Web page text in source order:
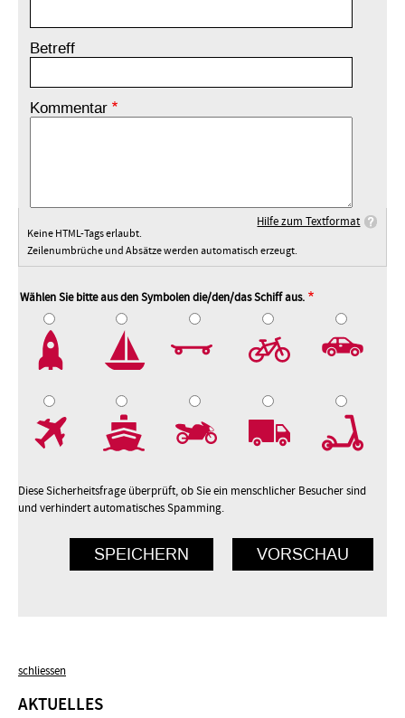
Betreff
Kommentar
Hilfe zum Textformat
Keine HTML-Tags erlaubt.
Zeilenumbrüche und Absätze werden automatisch erzeugt.
Wählen Sie bitte aus den Symbolen die/den/das Schiff aus.
Diese Sicherheitsfrage überprüft, ob Sie ein menschlicher Besucher sind
und verhindert automatisches Spamming.
schliessen
AKTUELLES